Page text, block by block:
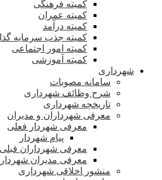
کمیته فرهنگی
کمیته عمران
کمیته درآمد
کمیته جذب سرمایه
کمیته امور اجتماعی
کمیته آموزشی
شهرداری
سامانه مصوبات
شرح وظائف شهرداری
تاریخچه شهرداری
معرفی شهرداران و مدیران
معرفی شهردار فعلی
پیام شهردار
معرفی شهرداران قبلی
معرفی مدیران
منشور اخلاقی شهرداری